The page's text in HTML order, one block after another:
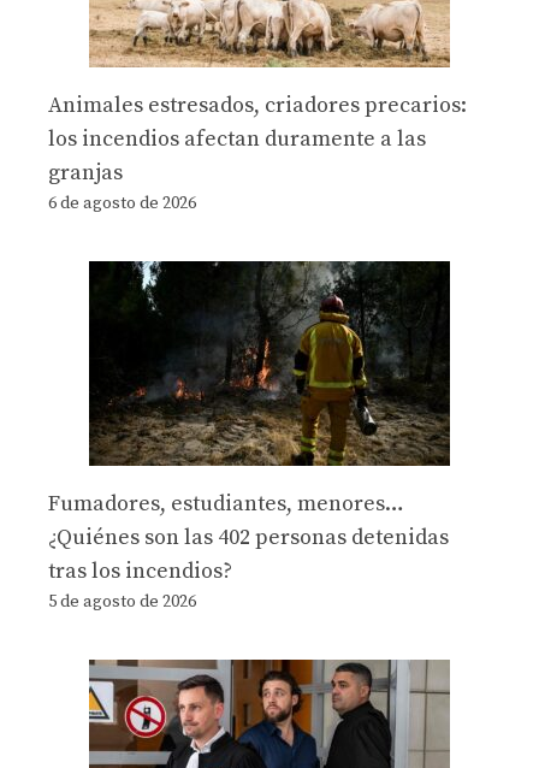
Animales estresados, criadores precarios:
los incendios afectan duramente a las
granjas
6 de agosto de 2026
Fumadores, estudiantes, menores…
¿Quiénes son las 402 personas detenidas
tras los incendios?
5 de agosto de 2026